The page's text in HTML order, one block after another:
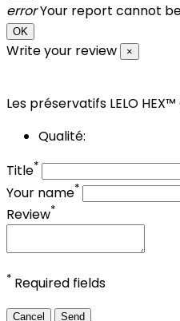
errorYour report cannot
OK
Write your review ×
Les préservatifs LELO
Qualité:
Title*
Your name*
Review*
* Required fields
Cancel Send